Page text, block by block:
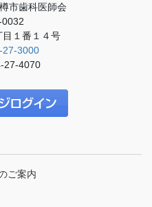
市歯科医師会
１番１４号
27-3000
27-4070
ご案内